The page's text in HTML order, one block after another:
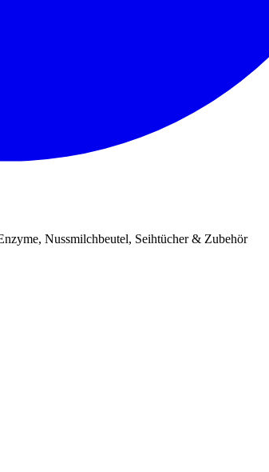
Nussmilchbeutel, Seihtücher & Zubehör